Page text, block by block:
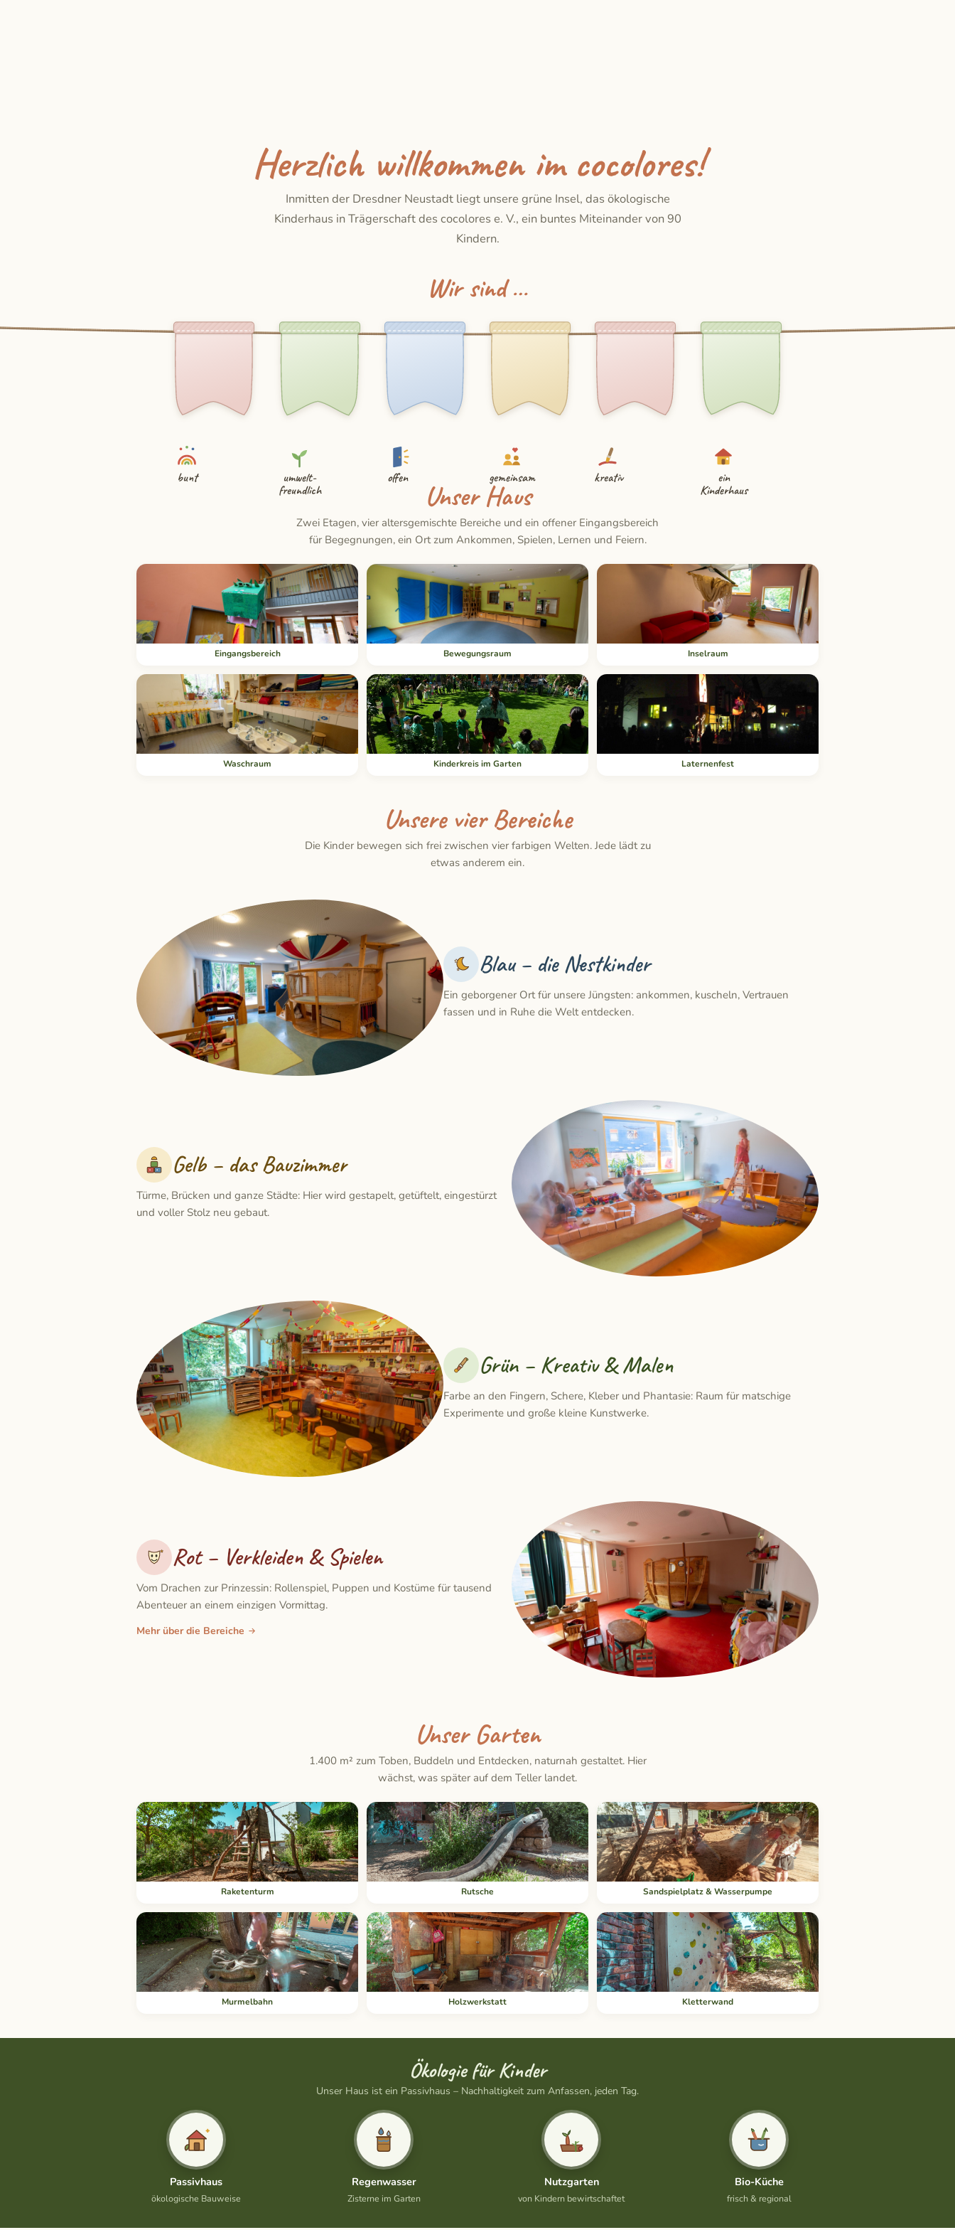
Herzlich willkommen im cocolores!
Inmitten der Dresdner Neustadt liegt unsere grüne Insel, das ökologische
Kinderhaus in Trägerschaft des cocolores e. V., ein buntes Miteinander von 90
Kindern.
Wir sind …
bunt
umwelt-
freundlich
offen gemeinsam kreativ
ein
Kinderhaus
Unser Haus
Zwei Etagen, vier altersgemischte Bereiche und ein offener Eingangsbereich
für Begegnungen, ein Ort zum Ankommen, Spielen, Lernen und Feiern.
Eingangsbereich Bewegungsraum Inselraum
Waschraum Kinderkreis im Garten Laternenfest
Unsere vier Bereiche
Die Kinder bewegen sich frei zwischen vier farbigen Welten. Jede lädt zu
etwas anderem ein.
Blau – die Nestkinder
Ein geborgener Ort für unsere Jüngsten: ankommen, kuscheln, Vertrauen
fassen und in Ruhe die Welt entdecken.
Gelb – das Bauzimmer
Türme, Brücken und ganze Städte: Hier wird gestapelt, getüftelt, eingestürzt
und voller Stolz neu gebaut.
Grün – Kreativ & Malen
Farbe an den Fingern, Schere, Kleber und Phantasie: Raum für matschige
Experimente und große kleine Kunstwerke.
Rot – Verkleiden & Spielen
Vom Drachen zur Prinzessin: Rollenspiel, Puppen und Kostüme für tausend
Abenteuer an einem einzigen Vormittag.
Mehr über die Bereiche
Unser Garten
1.400 m² zum Toben, Buddeln und Entdecken, naturnah gestaltet. Hier
wächst, was später auf dem Teller landet.
Raketenturm Rutsche Sandspielplatz & Wasserpumpe
Murmelbahn Holzwerkstatt Kletterwand
Ökologie für Kinder
Unser Haus ist ein Passivhaus – Nachhaltigkeit zum Anfassen, jeden Tag.
Passivhaus
ökologische Bauweise
Regenwasser
Zisterne im Garten
Nutzgarten
von Kindern bewirtschaftet
Bio-Küche
frisch & regional